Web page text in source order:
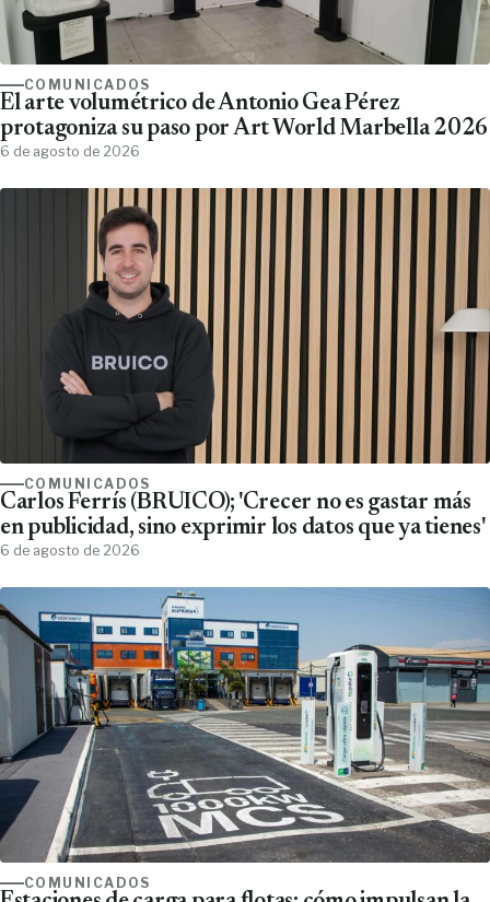
COMUNICADOS
El arte volumétrico de Antonio Gea Pérez
protagoniza su paso por Art World Marbella 2026
6 de agosto de 2026
COMUNICADOS
Carlos Ferrís (BRUICO); 'Crecer no es gastar más
en publicidad, sino exprimir los datos que ya tienes'
6 de agosto de 2026
COMUNICADOS